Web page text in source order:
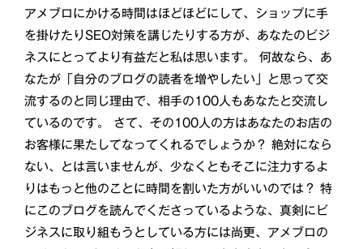
アメブロにかける時間はほどほどにして、ショップに手
を掛けたりSEO対策を講じたりする方が、あなたのビジ
ネスにとってより有益だと私は思います。 何故なら、あ
なたが「自分のブログの読者を増やしたい」と思って交
流するのと同じ理由で、相手の100人もあなたと交流し
ているのです。 さて、その100人の方はあなたのお店の
お客様に果たしてなってくれるでしょうか？ 絶対になら
ない、とは言いませんが、少なくともそこに注力するよ
りはもっと他のことに時間を割いた方がいいのでは？ 特
にこのブログを読んでくださっているような、真剣にビ
ジネスに取り組もうとしている方には尚更、アメブロの